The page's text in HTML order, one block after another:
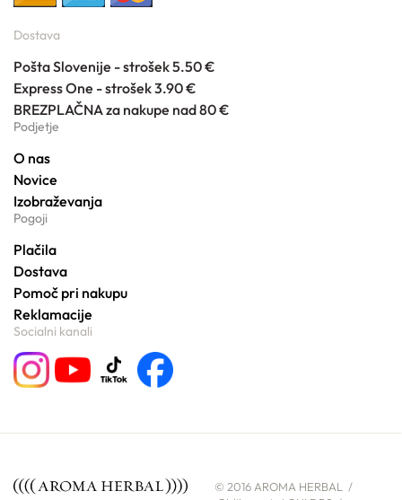
Dostava
Pošta Slovenije - strošek 5.50 €
Express One - strošek 3.90 €
BREZPLAČNA za nakupe nad 80 €
Podjetje
O nas
Novice
Izobraževanja
Pogoji
Plačila
Dostava
Pomoč pri nakupu
Reklamacije
Socialni kanali
© 2016 AROMA HERBAL /